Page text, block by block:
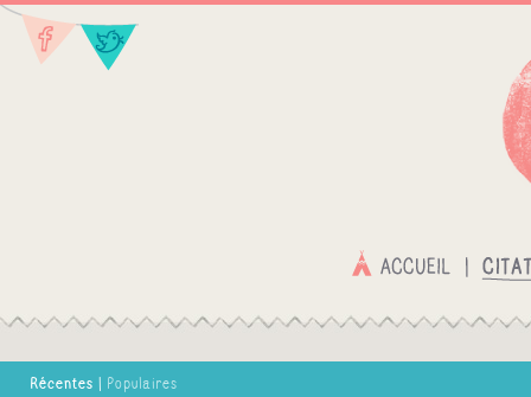
Récentes | Populaires